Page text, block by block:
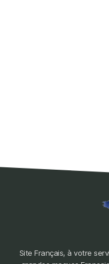
Site Français, à votre